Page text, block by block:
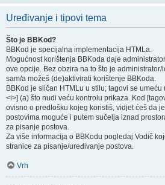
Uređivanje i tipovi tema
Što je BBKod?
BBKod je specijalna implementacija HTMLa.
Mogućnost korištenja BBKoda daje
ove opcije. Bez obzira na to što je
sam/a možeš (de)aktivirati korištenje BBKoda.
BBKod je sličan HTMLu u stilu; tagovi se
<i>] (a) što nudi veću kontrolu prikaza. Kod
ovisno o predlošku kojeg koristiš, vidjet ćeš da
postovima moguće i putem sučelja iznad
za pisanje postova.
Za više informacija o BBKodu pogledaj Vodič
stranice za pisanje/uređivanje postova.
Vrh